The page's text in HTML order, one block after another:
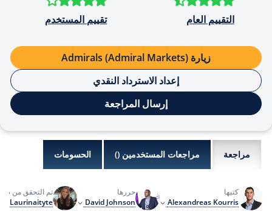
التقييم العام تقييم المستخدم
زيارة Admirals (Admiral Markets)
إعداد الاسترداد النقدي
إرسال المراجعة
مراجعة مراجعات المستخدمين () الحسومات
كتبها
Alexandreas Kourris
حررها
David Johnson
تم التحقق من
Laurinaityte